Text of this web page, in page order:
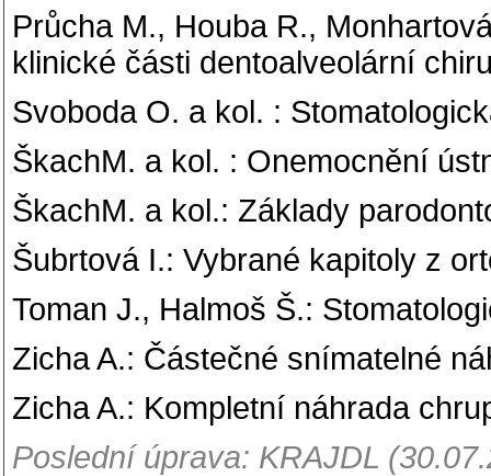
Průcha M., Houba R.,
klinické části dentoalveolární
Svoboda O. a kol. :
ŠkachM. a kol. : Onemocnění
ŠkachM. a kol.: Základy
Šubrtová I.: Vybrané kapitoly z
Toman J., Halmoš Š.:
Zicha A.: Částečné snímatelné
Zicha A.: Kompletní náhrada
Poslední úprava: KRAJDL